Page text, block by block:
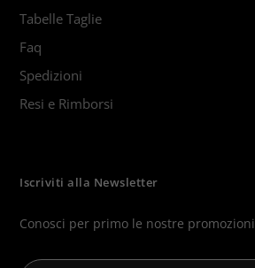
Tabelle Taglie
Faq
Spedizioni
Resi e Rimborsi
Iscriviti alla Newsletter
Conosci per primo le nostre promozioni